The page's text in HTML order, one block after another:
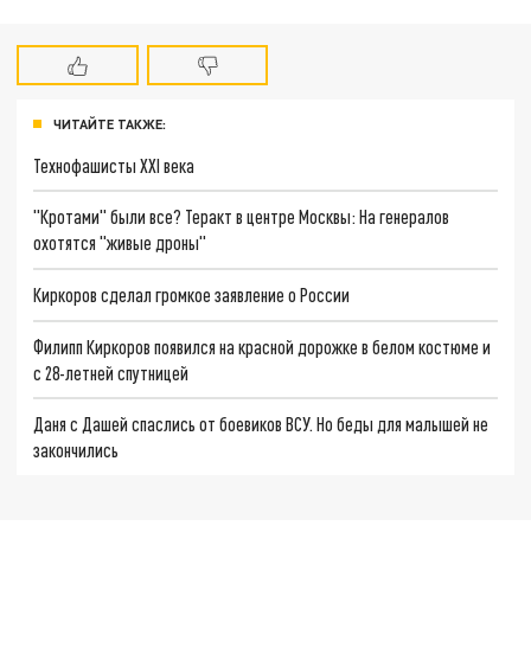
ЧИТАЙТЕ ТАКЖЕ:
Технофашисты XXI века
"Кротами" были все? Теракт в центре Москвы: На генералов
охотятся "живые дроны"
Киркоров сделал громкое заявление о России
Филипп Киркоров появился на красной дорожке в белом костюме и
с 28-летней спутницей
Даня с Дашей спаслись от боевиков ВСУ. Но беды для малышей не
закончились